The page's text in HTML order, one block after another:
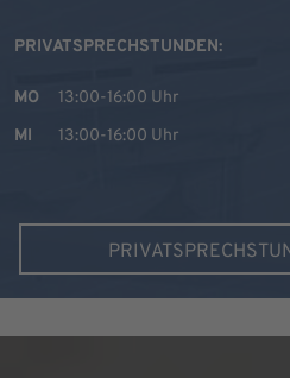
PRIVATSPRECHSTUNDEN:
MO
13:00-16:00 Uhr
MI
13:00-16:00 Uhr